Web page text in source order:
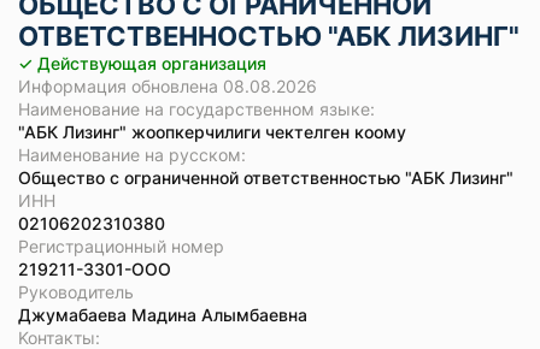
ОТВЕТСТВЕННОСТЬЮ "АБК ЛИЗИНГ"
✓ Действующая организация
Информация обновлена 08.08.2026
Наименование на государственном языке:
"АБК Лизинг" жоопкерчилиги чектелген коому
Наименование на русском:
Общество с ограниченной ответственностью "АБК Лизинг"
ИНН
02106202310380
Регистрационный номер
219211-3301-ООО
Руководитель
Джумабаева Мадина Алымбаевна
Koнтaкты: